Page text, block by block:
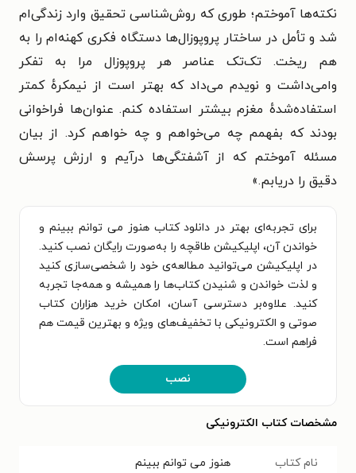
نکته‌ها آموختم؛ طوری که روش‌شناسی تحقیق وارد زندگی‌ام
شد و تأمل در ساختار پروپوزال‌ها دستگاه فکری کهنه‌ام را به
هم ریخت. تک‌تک عناصر هر پروپوزال مرا به تفکر
وامی‌داشت و نویدم می‌داد که بهتر است از نیمکرهٔ کمتر
استفاده‌شدهٔ مغزم بیشتر استفاده کنم. عنوان‌ها فراخوانی
بودند که بفهمم چه می‌خواهم و چه خواهم کرد. از بیان
مسئله آموختم که از آشفتگی‌ها درآیم و ارزش پرسش
دقیق را دریابم.»
برای تجربه‌ای بهتر در دانلود کتاب هنوز می توانم ببینم و
خواندن آن، اپلیکیشن طاقچه را به‌صورت رایگان نصب کنید.
در اپلیکیشن می‌توانید مطالعه‌ی خود را شخصی‌سازی کنید
و لذت خواندن و شنیدن کتاب‌ها را همیشه و همه‌جا تجربه
کنید. علاوه‌بر دسترسی آسان، امکان خرید هزاران کتاب
صوتی و الکترونیکی با تخفیف‌های ویژه و بهترین قیمت هم
فراهم است.
نصب
مشخصات کتاب الکترونیکی
نام کتاب هنوز می توانم ببینم